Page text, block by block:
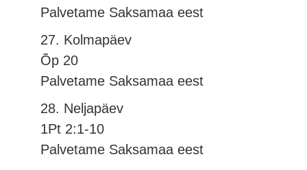
Palvetame Saksamaa eest
27. Kolmapäev
Õp 20
Palvetame Saksamaa eest
28. Neljapäev
1Pt 2:1-10
Palvetame Saksamaa eest